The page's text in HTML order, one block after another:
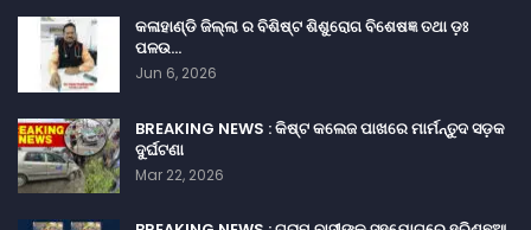
କଳାହାଣ୍ଡି ଜିଲ୍ଲା ର ବିଶିଷ୍ଟ ଶିଶୁରୋଗ ବିଶେଷଜ୍ଞ ତଥା ଡ଼ଃ
ପଳଉ…
Jun 6, 2026
BREAKING NEWS : କିଷ୍ଟ କଲେଜ ପାଖରେ ମାର୍ମନ୍ତୁଦ ସଡ଼କ
ଦୁର୍ଘଟଣା
Mar 22, 2026